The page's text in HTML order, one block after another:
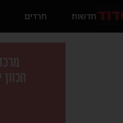
חדשות חרדים